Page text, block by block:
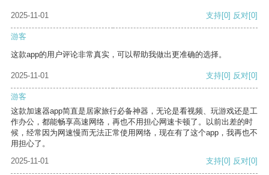
2025-11-01 支持[0] 反对[0]
游客
这款app的用户评论非常真实，可以帮助我做出更准确的选择。
2025-11-01 支持[0] 反对[0]
游客
这款加速器app简直是居家旅行必备神器，无论是看视频、玩游戏还是工
作办公，都能畅享高速网络，再也不用担心网速卡顿了。以前出差的时
候，经常因为网速慢而无法正常使用网络，现在有了这个app，我再也不
用担心了。
2025-11-01
支持[0] 反对[0]